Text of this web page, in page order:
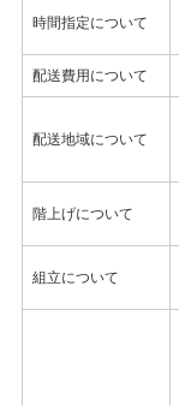
時間指定について
配送費用について
配送地域について
階上げについて
組立について